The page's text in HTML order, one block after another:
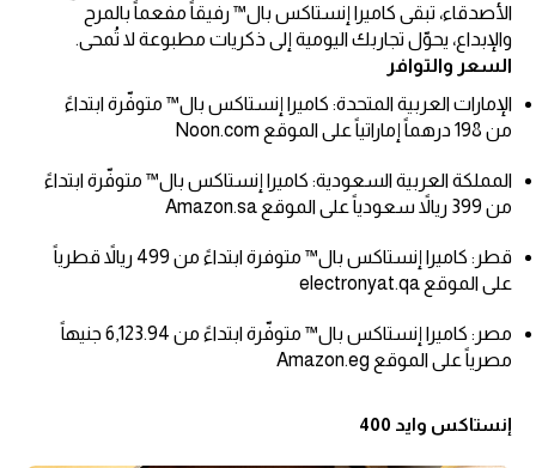
الأصدقاء، تبقى كاميرا إنستاكس بال™ رفيقاً مفعماً بالمرح
والإبداع، يحوّل تجاربك اليومية إلى ذكريات مطبوعة لا تُمحى.
السعر والتوافر
الإمارات العربية المتحدة: كاميرا إنستاكس بال™ متوفّرة ابتداءً
من 198 درهماً إماراتياً على الموقع Noon.com
المملكة العربية السعودية: كاميرا إنستاكس بال™ متوفّرة ابتداءً
من 399 ريالاً سعودياً على الموقع Amazon.sa
قطر: كاميرا إنستاكس بال™ متوفرة ابتداءً من 499 ريالاً قطرياً
على الموقع electronyat.qa
مصر: كاميرا إنستاكس بال™ متوفّرة ابتداءً من 6,123.94 جنيهاً
مصرياً على الموقع Amazon.eg
إنستاكس وايد 400